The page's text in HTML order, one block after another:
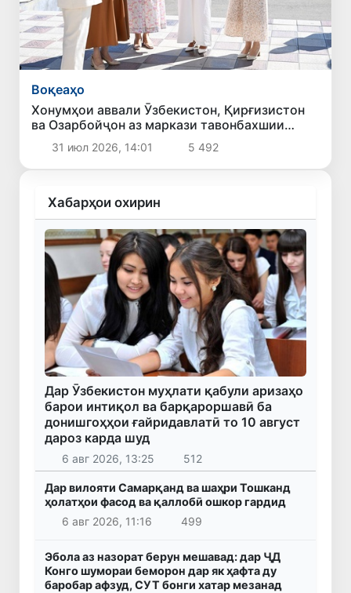
Воқеаҳо
Хонумҳои аввали Ӯзбекистон, Қирғизистон
ва Озарбойҷон аз маркази тавонбахшии
«Алтин Балалик» боздид намуданд
31 июл 2026, 14:01 5 492
Хабарҳои охирин
Дар Ӯзбекистон муҳлати қабули аризаҳо
барои интиқол ва барқароршавӣ ба
донишгоҳҳои ғайридавлатӣ то 10 август
дароз карда шуд
6 авг 2026, 13:25 512
Дар вилояти Самарқанд ва шаҳри Тошканд
ҳолатҳои фасод ва қаллобӣ ошкор гардид
6 авг 2026, 11:16
499
Эбола аз назорат берун мешавад: дар ҶД
Конго шумораи беморон дар як ҳафта ду
баробар афзуд, СУТ бонги хатар мезанад